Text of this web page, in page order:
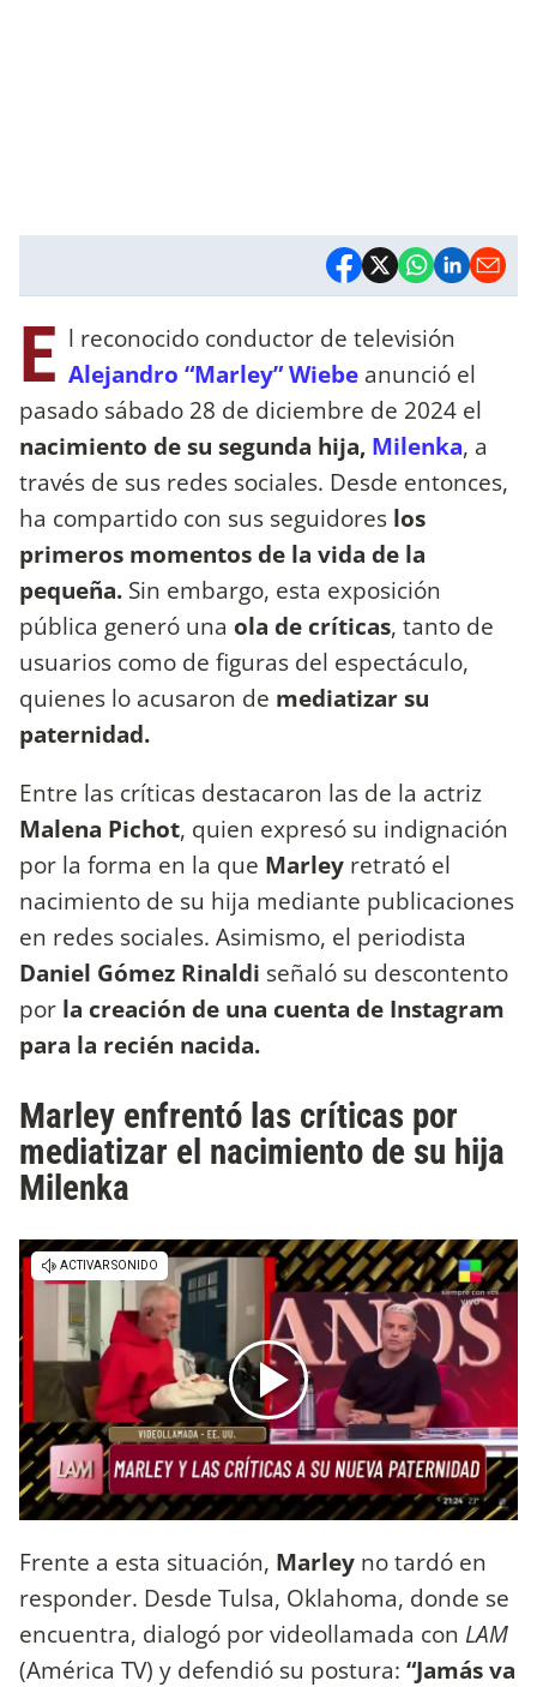
E l reconocido conductor de televisión
Alejandro “Marley” Wiebe anunció el
pasado sábado 28 de diciembre de 2024 el
nacimiento de su segunda hija, Milenka, a
través de sus redes sociales. Desde entonces,
ha compartido con sus seguidores los
primeros momentos de la vida de la
pequeña. Sin embargo, esta exposición
pública generó una ola de críticas, tanto de
usuarios como de figuras del espectáculo,
quienes lo acusaron de mediatizar su
paternidad.
Entre las críticas destacaron las de la actriz
Malena Pichot, quien expresó su indignación
por la forma en la que Marley retrató el
nacimiento de su hija mediante publicaciones
en redes sociales. Asimismo, el periodista
Daniel Gómez Rinaldi señaló su descontento
por la creación de una cuenta de Instagram
para la recién nacida.
Marley enfrentó las críticas por
mediatizar el nacimiento de su hija
Milenka
Frente a esta situación, Marley no tardó en
responder. Desde Tulsa, Oklahoma, donde se
encuentra, dialogó por videollamada con LAM
(América TV) y defendió su postura: “Jamás va